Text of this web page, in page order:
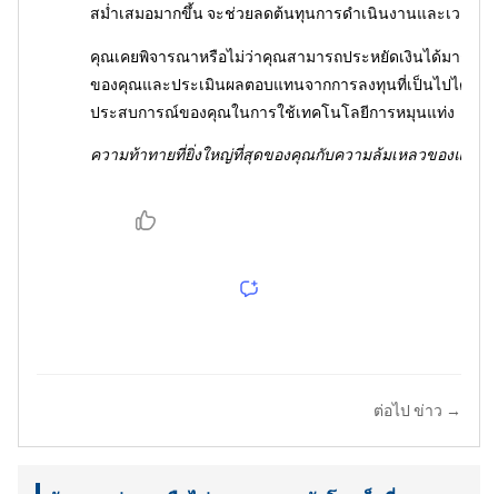
สม่ำเสมอมากขึ้น จะช่วยลดต้นทุนการดำเนินงานและเวลาห
คุณเคยพิจารณาหรือไม่ว่าคุณสามารถประหยัดเงินได้มากเพี
ของคุณและประเมินผลตอบแทนจากการลงทุนที่เป็นไปได้ โ
ประสบการณ์ของคุณในการใช้เทคโนโลยีการหมุนแท่ง
ความท้าทายที่ยิ่งใหญ่ที่สุดของคุณกับความล้มเหลวของแท่ง
ต่อไป ข่าว →